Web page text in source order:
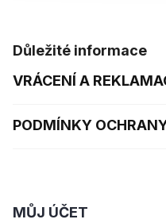
Důležité informace
VRÁCENÍ A
PODMÍNKY
MŮJ ÚČET